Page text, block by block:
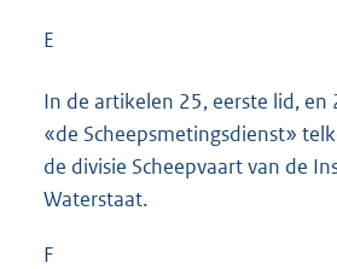
E
In de artikelen 25, eerste lid,
«de Scheepsmetingsdienst»
de divisie Scheepvaart van de
Waterstaat.
F